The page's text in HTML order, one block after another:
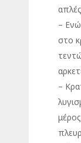
–
στο
–